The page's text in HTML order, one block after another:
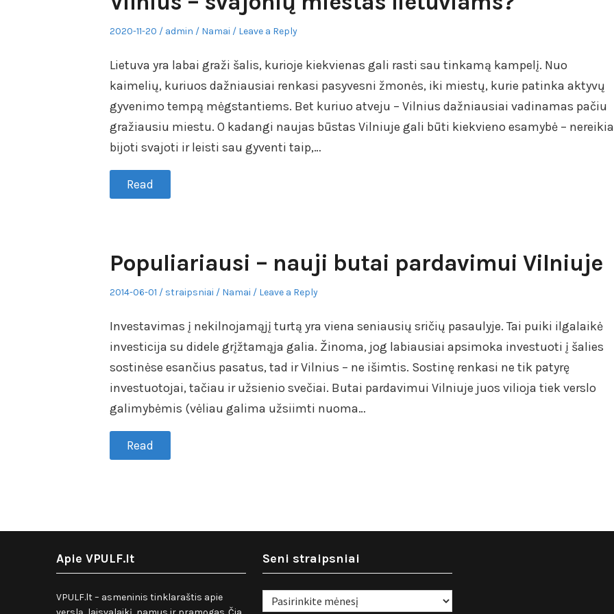
Posted
2020-11-20 Author
admin
Posted
Namai Leave a Reply
Lietuva yra labai graži šalis, kurioje kiekvienas gali rasti sau tinkamą kampelį. Nuo
kaimelių, kuriuos dažniausiai renkasi pasyvesni žmonės, iki miestų, kurie patinka aktyvų
gyvenimo tempą mėgstantiems. Bet kuriuo atveju – Vilnius dažniausiai vadinamas pačiu
gražiausiu miestu. O kadangi naujas būstas Vilniuje gali būti kiekvieno esamybė – nereikia
bijoti svajoti ir leisti sau gyventi taip,…
Read
Populiariausi – nauji butai pardavimui Vilniuje
Posted
2014-06-01 Author
straipsniai
Posted
Namai Leave a Reply
Investavimas į nekilnojamąjį turtą yra viena seniausių sričių pasaulyje. Tai puiki ilgalaikė
investicija su didele grįžtamąja galia. Žinoma, jog labiausiai apsimoka investuoti į šalies
sostinėse esančius pasatus, tad ir Vilnius – ne išimtis. Sostinę renkasi ne tik patyrę
investuotojai, tačiau ir užsienio svečiai. Butai pardavimui Vilniuje juos vilioja tiek verslo
galimybėmis (vėliau galima užsiimti nuoma…
Read
Apie VPULF.lt
VPULF.lt – asmeninis tinklaraštis apie
Seni straipsniai
Seni
straipsniai